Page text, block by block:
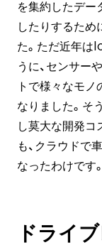
を集約したデ
したりするため
た。ただ近年は
うに、センサー
トで様々なモ
なりました。そ
し莫大な開発コ
も、クラウドで
なったわけです。
ドライ